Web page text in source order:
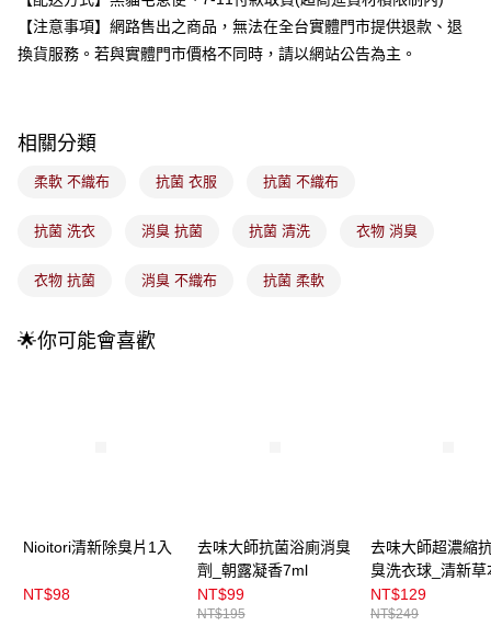
1.分期款項不併入電信帳單，「大哥付你分期」於每月結算日後寄送繳費提
醒簡訊。
2.透過簡訊連結打開帳單後，可選擇「超商條碼／台灣大直營門市／銀行轉
1.本服務係由「台灣大哥大股份有限公司」（以下簡稱本公司）所提供，讓
用戶於交易時，得透過本服務購買商品或服務，並由商店將買賣／分期付款
2.基於同意付款使用「大哥付你分期」之契約關係目的，商店將以您的個人
由本公司與您本人進行分期帳單所需資料之確認、核對及更正。
每筆NT$100，滿NT$899(含以上)免運費
7-11取貨付款
付款後7-11取貨
每筆NT$100，滿NT$899(含以上)免運費
付款後門市自取
【注意事項】網路售出之商品，無法在全台實體門市提供退款、退
換貨服務。若與實體門市價格不同時，請以網站公告為主。
相關分類
柔軟 不織布 抗菌 衣服 抗菌 不織布
抗菌 洗衣 消臭 抗菌 抗菌 清洗 衣物 消臭
衣物 抗菌 消臭 不織布 抗菌 柔軟
🌟你可能會喜歡
Nioitori清新除臭片1入
NT$98
去味大師抗菌浴廁消臭
劑_朝露凝香7ml
NT$99
NT$195
去味大師超濃縮
臭洗衣球_清新草
NT$129
NT$249